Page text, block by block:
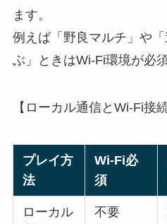
ます。
例えば「野良マルチ」や
ぶ」ときはWi-Fi環境が必須
【ローカル通信とWi-Fi接
プレイ方
法
Wi-Fi必
須
ローカル
不要